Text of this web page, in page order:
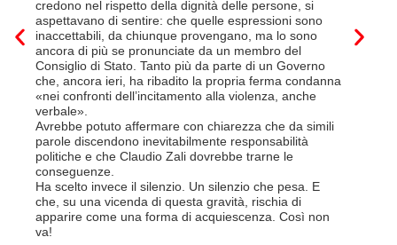
credono nel rispetto della dignità delle persone, si
aspettavano di sentire: che quelle espressioni sono
inaccettabili, da chiunque provengano, ma lo sono
ancora di più se pronunciate da un membro del
Consiglio di Stato. Tanto più da parte di un Governo
che, ancora ieri, ha ribadito la propria ferma condanna
«nei confronti dell’incitamento alla violenza, anche
verbale».
Avrebbe potuto affermare con chiarezza che da simili
parole discendono inevitabilmente responsabilità
politiche e che Claudio Zali dovrebbe trarne le
conseguenze.
Ha scelto invece il silenzio. Un silenzio che pesa. E
che, su una vicenda di questa gravità, rischia di
apparire come una forma di acquiescenza. Così non
va!
franchi
Questa